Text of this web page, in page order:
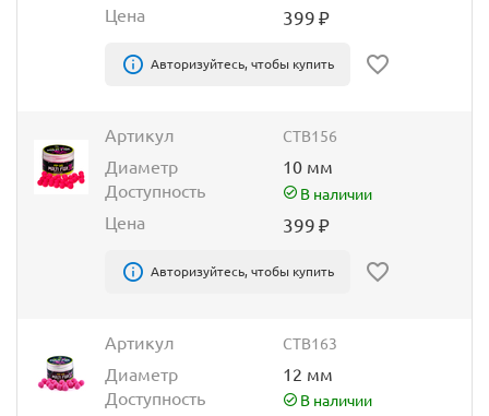
Цена 399₽
Авторизуйтесь, чтобы купить
Артикул CTB156
Диаметр
10 мм
Доступность
В наличии
Цена 399₽
Авторизуйтесь, чтобы купить
Артикул CTB163
Диаметр
12 мм
Доступность
В наличии